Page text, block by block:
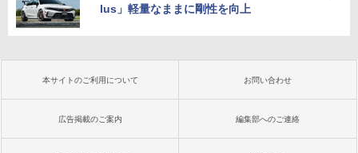
lus」軽量なままに剛性を向上
本サイトのご利用について お問い合わせ
広告掲載のご案内 編集部へのご連絡